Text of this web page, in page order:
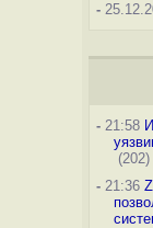
-
-21:58
(202)
-21:36